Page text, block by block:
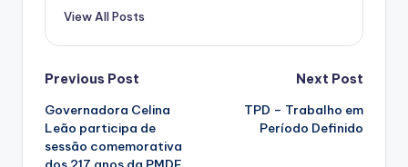
View All Posts
Post
navigation
Previous Post
Governadora Celina
Leão participa de
sessão comemorativa
Next Post
TPD – Trabalho em
Período Definido